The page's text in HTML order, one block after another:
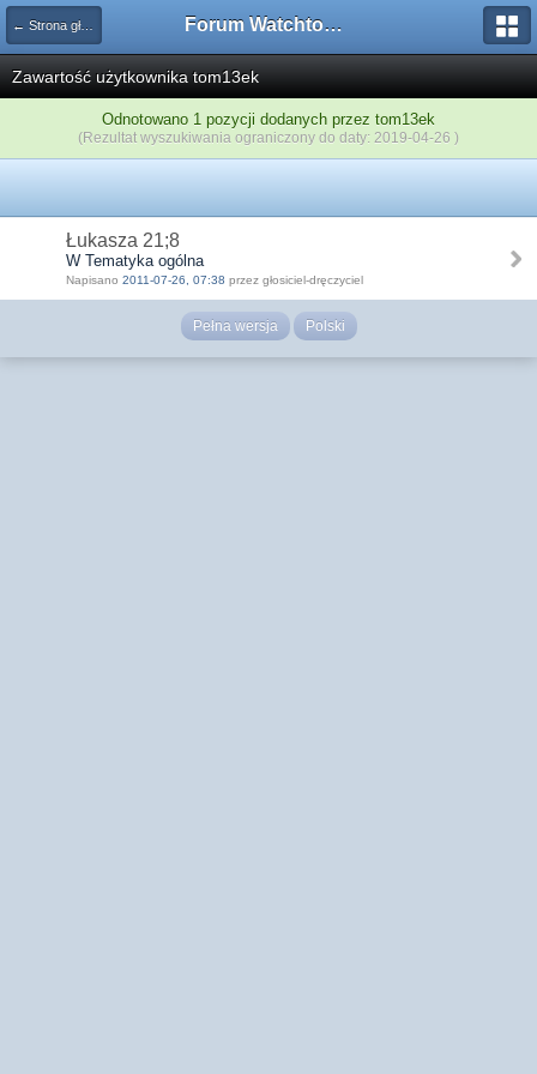
← Strona główna Forum Watchtower
Zawartość użytkownika tom13ek
Odnotowano 1 pozycji dodanych przez tom13ek
(Rezultat wyszukiwania ograniczony do daty: 2019-04-26 )
Łukasza 21;8
W Tematyka ogólna
Napisano 2011-07-26, 07:38 przez głosiciel-dręczyciel
Pełna wersja Polski